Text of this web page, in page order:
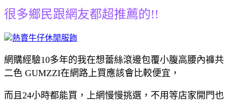
很多鄉民跟網友都超推薦的!!
熱賣牛仔休閒服飾
網購經驗10多年的我在想蕾絲滾邊包覆小腹高腰內褲共
二色 GUMZZI在網路上買應該會比較便宜，
而且24小時都能買，上網慢慢挑選，不用等店家開門也